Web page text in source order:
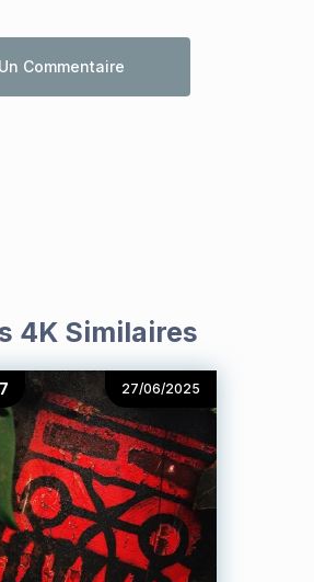
Commentaire
4K Similaires
27/06/2025